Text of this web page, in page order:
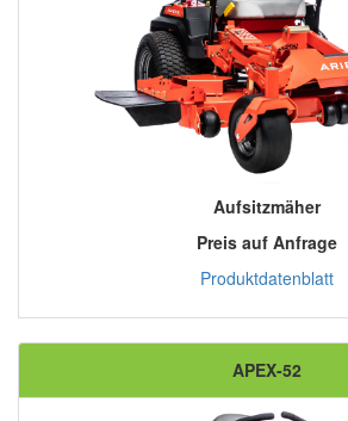
Aufsitzmäher
Preis auf Anfrage
Produktdatenblatt
APEX-52